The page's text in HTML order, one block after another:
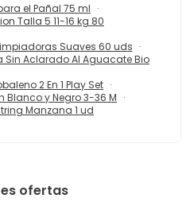
el Pañal 75 ml
Talla 5 11-16 kg 80
Suaves 60 uds
Sin Aclarado Al Aguacate Bio
2 En 1 Play Set
Blanco y Negro 3-36 M
Manzana 1 ud
ofertas